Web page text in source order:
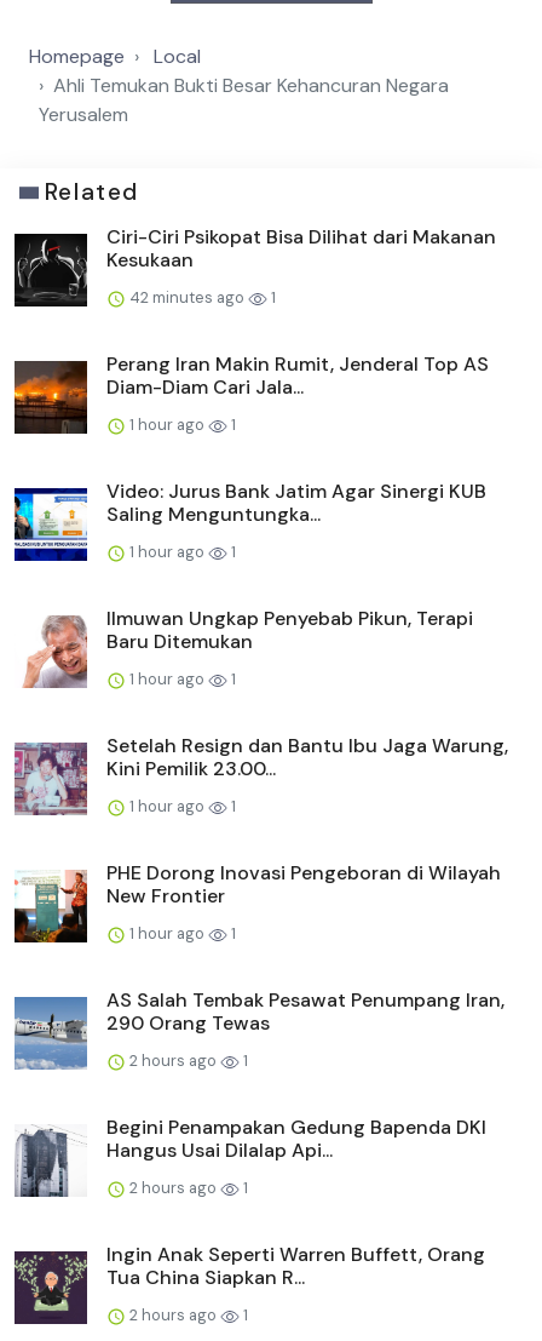
Homepage
Local
Ahli Temukan Bukti Besar Kehancuran Negara
Yerusalem
Related
Ciri-Ciri Psikopat Bisa Dilihat dari Makanan
Kesukaan
42 minutes ago 1
Perang Iran Makin Rumit, Jenderal Top AS
Diam-Diam Cari Jala...
1 hour ago 1
Video: Jurus Bank Jatim Agar Sinergi KUB
Saling Menguntungka...
1 hour ago 1
Ilmuwan Ungkap Penyebab Pikun, Terapi
Baru Ditemukan
1 hour ago 1
Setelah Resign dan Bantu Ibu Jaga Warung,
Kini Pemilik 23.00...
1 hour ago 1
PHE Dorong Inovasi Pengeboran di Wilayah
New Frontier
1 hour ago 1
AS Salah Tembak Pesawat Penumpang Iran,
290 Orang Tewas
2 hours ago 1
Begini Penampakan Gedung Bapenda DKI
Hangus Usai Dilalap Api...
2 hours ago 1
Ingin Anak Seperti Warren Buffett, Orang
Tua China Siapkan R...
2 hours ago 1